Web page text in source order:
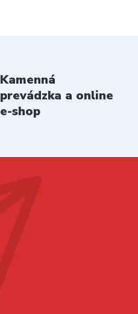
Kamenná
prevádzka a online
e-shop